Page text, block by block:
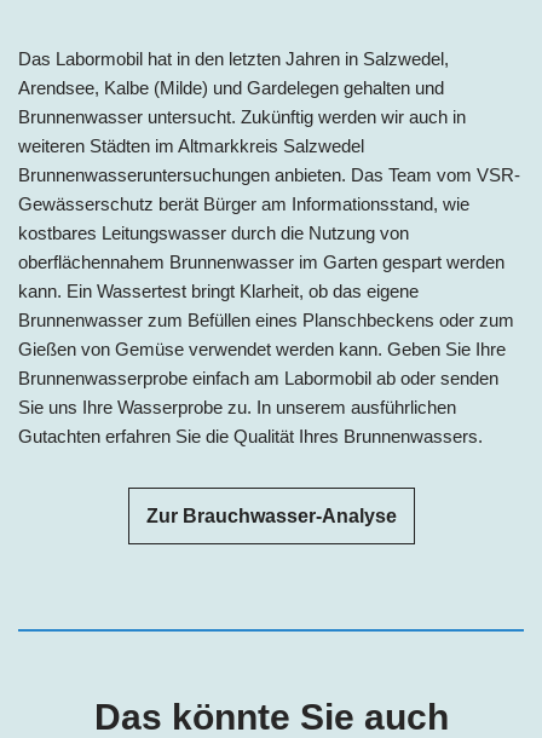
Das Labormobil hat in den letzten Jahren in Salzwedel,
Arendsee, Kalbe (Milde) und Gardelegen gehalten und
Brunnenwasser untersucht. Zukünftig werden wir auch in
weiteren Städten im Altmarkkreis Salzwedel
Brunnenwasseruntersuchungen anbieten. Das Team vom VSR-
Gewässerschutz berät Bürger am Informationsstand, wie
kostbares Leitungswasser durch die Nutzung von
oberflächennahem Brunnenwasser im Garten gespart werden
kann. Ein Wassertest bringt Klarheit, ob das eigene
Brunnenwasser zum Befüllen eines Planschbeckens oder zum
Gießen von Gemüse verwendet werden kann. Geben Sie Ihre
Brunnenwasserprobe einfach am Labormobil ab oder senden
Sie uns Ihre Wasserprobe zu. In unserem ausführlichen
Gutachten erfahren Sie die Qualität Ihres Brunnenwassers.
Zur Brauchwasser-Analyse
Das könnte Sie auch